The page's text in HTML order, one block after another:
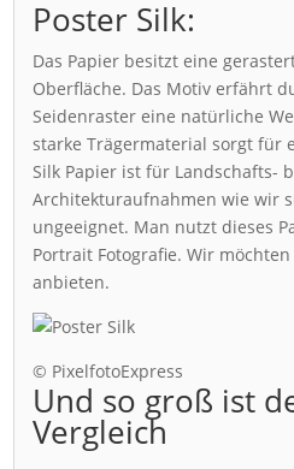
Poster Silk:
Das Papier besitzt eine
Oberfläche. Das Motiv erfährt
Seidenraster eine natürliche
starke Trägermaterial sorgt für
Silk Papier ist für Landschafts-
Architekturaufnahmen wie wir
ungeeignet. Man nutzt dieses
Portrait Fotografie. Wir
anbieten.
© PixelfotoExpress
Und so groß ist
Vergleich